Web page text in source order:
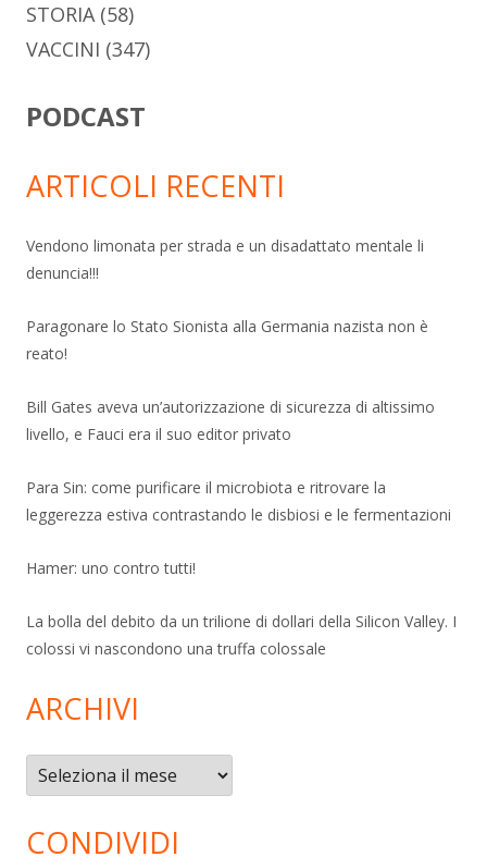
STORIA(58)
VACCINI (347)
PODCAST
ARTICOLI RECENTI
Vendono limonata per strada e un disadattato mentale li
denuncia!!!
Paragonare lo Stato Sionista alla Germania nazista non è
reato!
Bill Gates aveva un’autorizzazione di sicurezza di altissimo
livello, e Fauci era il suo editor privato
Para Sin: come purificare il microbiota e ritrovare la
leggerezza estiva contrastando le disbiosi e le fermentazioni
Hamer: uno contro tutti!
La bolla del debito da un trilione di dollari della Silicon Valley. I
colossi vi nascondono una truffa colossale
ARCHIVI
Archivi
CONDIVIDI